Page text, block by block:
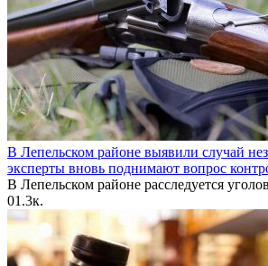
В Лепельском районе выявили случай
эксперты вновь поднимают вопрос
В Лепельском районе расследуется
01.3к.